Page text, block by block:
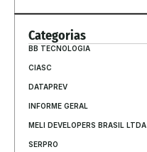
Categorias
BB TECNOLOGIA
CIASC
DATAPREV
INFORME GERAL
MELI DEVELOPERS BRASIL LTDA
SERPRO